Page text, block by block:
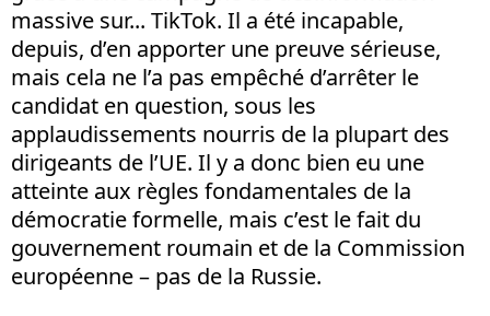
massive sur... TikTok. Il a été incapable,
depuis, d’en apporter une preuve sérieuse,
mais cela ne l’a pas empêché d’arrêter le
candidat en question, sous les
applaudissements nourris de la plupart des
dirigeants de l’UE. Il y a donc bien eu une
atteinte aux règles fondamentales de la
démocratie formelle, mais c’est le fait du
gouvernement roumain et de la Commission
européenne – pas de la Russie.